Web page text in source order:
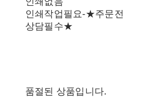
인쇄작업필요-★주문전
상담필수★
품절된 상품입니다.